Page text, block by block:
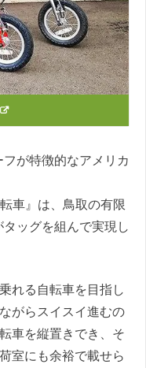
フが特徴的なアメリカ
車』は、鳥取の有限
ッグを組んで実現し
れる自転車を目指し
がらスイスイ進むの
車を縦置きでき、そ
室にも余裕で載せら